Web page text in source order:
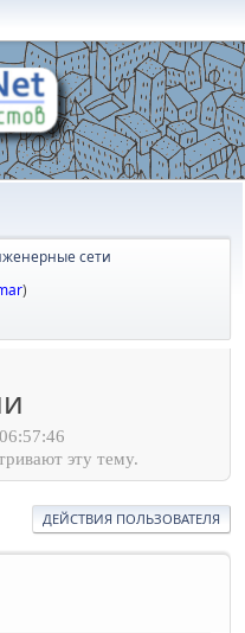
сети
)
эту тему.
ДЕЙСТВИЯ ПОЛЬЗОВАТЕЛЯ